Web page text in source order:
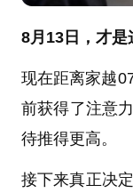
8月 13日，才是
现在距离家越
前获得了注意
待推得更高。
接下来真正决